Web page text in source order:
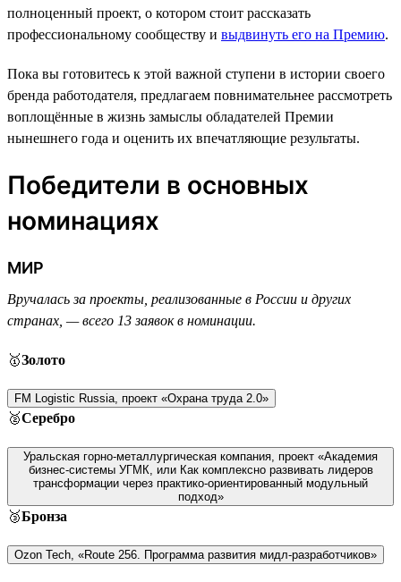
полноценный проект, о котором стоит рассказать
профессиональному сообществу и выдвинуть его на Премию.
Пока вы готовитесь к этой важной ступени в истории своего
бренда работодателя, предлагаем повнимательнее рассмотреть
воплощённые в жизнь замыслы обладателей Премии
нынешнего года и оценить их впечатляющие результаты.
Победители в основных
номинациях
МИР
Вручалась за проекты, реализованные в России и других
странах, — всего 13 заявок в номинации.
🥇Золото
FM Logistic Russia, проект «Охрана труда 2.0»
🥈Серебро
Уральская горно-металлургическая компания, проект «Академия
бизнес-системы УГМК, или Как комплексно развивать лидеров
трансформации через практико-ориентированный модульный
подход»
🥉Бронза
Ozon Tech, «Route 256. Программа развития мидл-разработчиков»